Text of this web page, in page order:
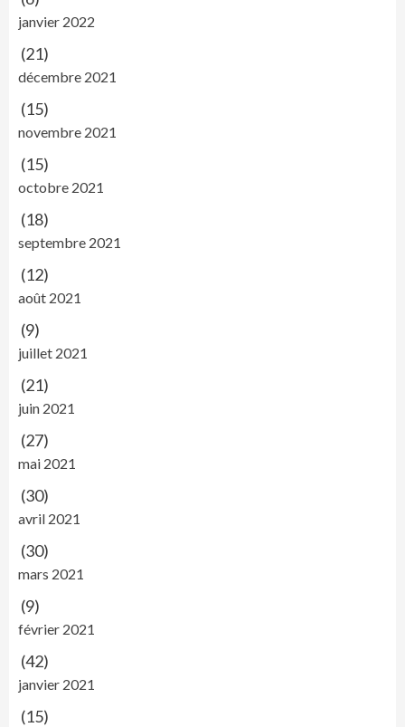
janvier 2022
(21)
décembre 2021
(15)
novembre 2021
(15)
octobre 2021
(18)
septembre 2021
(12)
août 2021
(9)
juillet 2021
(21)
juin 2021
(27)
mai 2021
(30)
avril 2021
(30)
mars 2021
(9)
février 2021
(42)
janvier 2021
(15)